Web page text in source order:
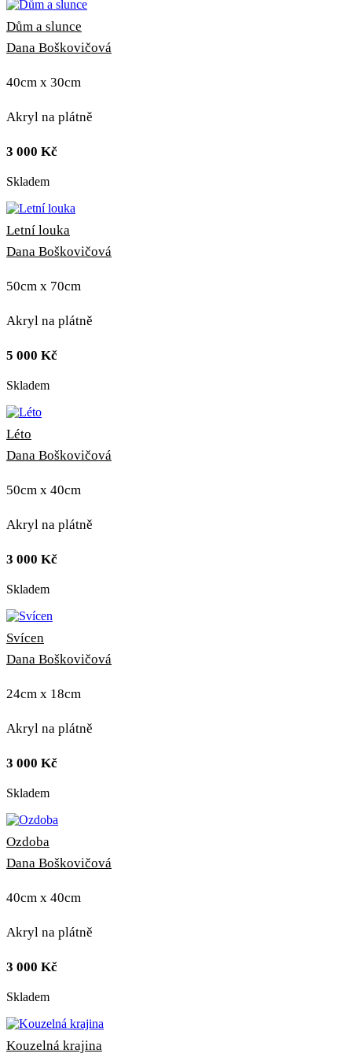
Dům a slunce
Dana Boškovičová
40cm x 30cm
Akryl na plátně
3 000 Kč
Skladem
Letní louka
Dana Boškovičová
50cm x 70cm
Akryl na plátně
5 000 Kč
Skladem
Léto
Dana Boškovičová
50cm x 40cm
Akryl na plátně
3 000 Kč
Skladem
Svícen
Dana Boškovičová
24cm x 18cm
Akryl na plátně
3 000 Kč
Skladem
Ozdoba
Dana Boškovičová
40cm x 40cm
Akryl na plátně
3 000 Kč
Skladem
Kouzelná krajina